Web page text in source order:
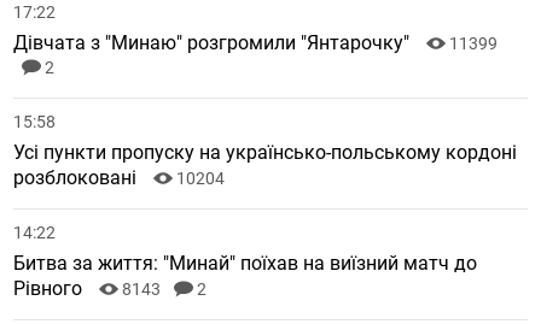
17:22
Дівчата з "Минаю" розгромили "Янтарочку"
11399
2
15:58
Усі пункти пропуску на українсько-польському кордоні
розблоковані
10204
14:22
Битва за життя: "Минай" поїхав на виїзний матч до
Рівного
8143 2